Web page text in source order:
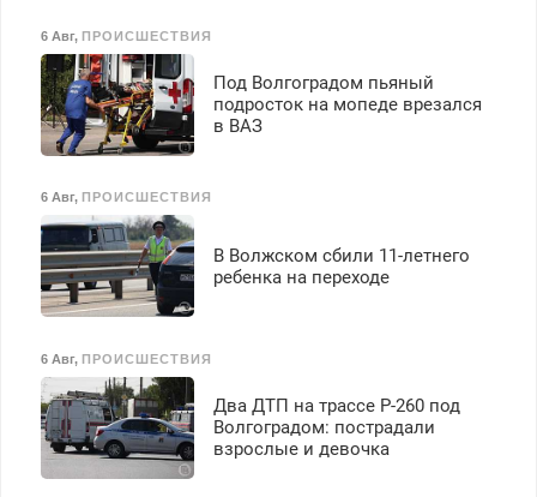
6 Авг, ПРОИСШЕСТВИЯ
Под Волгоградом пьяный
подросток на мопеде врезался
в ВАЗ
6 Авг, ПРОИСШЕСТВИЯ
В Волжском сбили 11-летнего
ребенка на переходе
6 Авг, ПРОИСШЕСТВИЯ
Два ДТП на трассе Р-260 под
Волгоградом: пострадали
взрослые и девочка